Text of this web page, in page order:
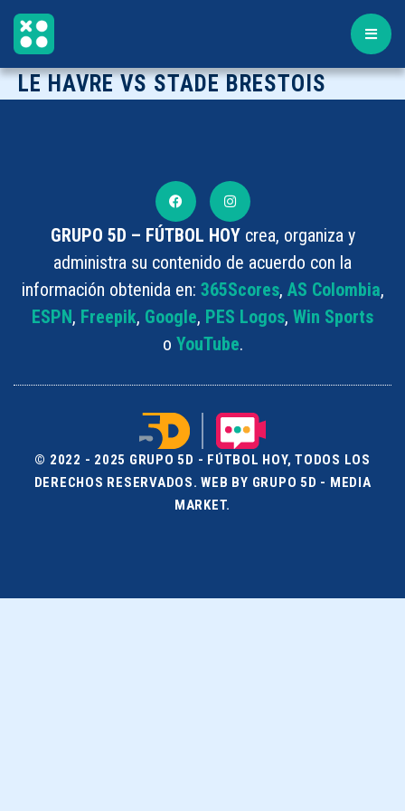
LE HAVRE VS STADE BRESTOIS
GRUPO 5D – FÚTBOL HOYcrea, organiza y
administra su contenido de acuerdo con la
información obtenida en: 365Scores, AS Colombia,
ESPN, Freepik, Google, PES Logos, Win Sports
o YouTube.
© 2022 - 2025 GRUPO 5D - FÚTBOL HOY, TODOS LOS
DERECHOS RESERVADOS. WEB BY GRUPO 5D - MEDIA
MARKET.